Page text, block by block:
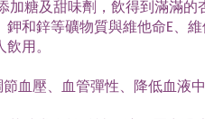
加糖及甜味劑，飲得到滿滿
和鋅等礦物質與維他命E、
用。
血壓、血管彈性、降低血液